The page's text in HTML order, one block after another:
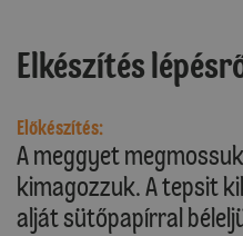
Elkészítés
Előkészítés:
A meggyet
kimagozzuk. A tepsit
alját sütőpapírral